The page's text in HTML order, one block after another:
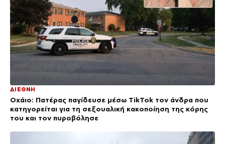
ΔΙΕΘΝΗ
Οχάιο: Πατέρας παγίδευσε μέσω TikTok τον άνδρα που
κατηγορείται για τη σεξουαλική κακοποίηση της κόρης
του και τον πυροβόλησε